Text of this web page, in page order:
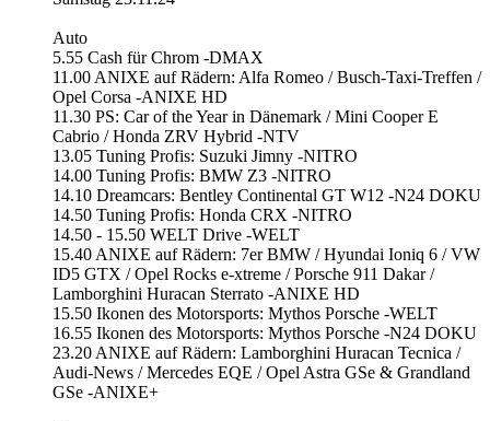
Auto
5.55 Cash für Chrom -DMAX
11.00 ANIXE auf Rädern: Alfa Romeo / Busch-Taxi-Treffen /
Opel Corsa -ANIXE HD
11.30 PS: Car of the Year in Dänemark / Mini Cooper E
Cabrio / Honda ZRV Hybrid -NTV
13.05 Tuning Profis: Suzuki Jimny -NITRO
14.00 Tuning Profis: BMW Z3 -NITRO
14.10 Dreamcars: Bentley Continental GT W12 -N24 DOKU
14.50 Tuning Profis: Honda CRX -NITRO
14.50 - 15.50 WELT Drive -WELT
15.40 ANIXE auf Rädern: 7er BMW / Hyundai Ioniq 6 / VW
ID5 GTX / Opel Rocks e-xtreme / Porsche 911 Dakar /
Lamborghini Huracan Sterrato -ANIXE HD
15.50 Ikonen des Motorsports: Mythos Porsche -WELT
16.55 Ikonen des Motorsports: Mythos Porsche -N24 DOKU
23.20 ANIXE auf Rädern: Lamborghini Huracan Tecnica /
Audi-News / Mercedes EQE / Opel Astra GSe & Grandland
GSe -ANIXE+